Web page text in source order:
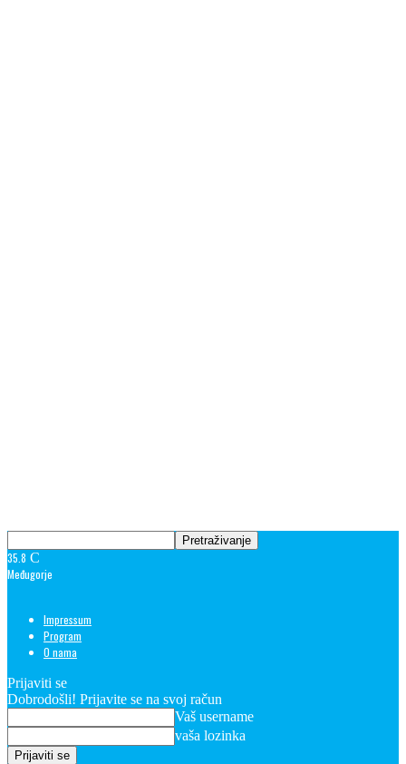
35.8 C
Međugorje
Impressum
Program
O nama
Prijaviti se
Dobrodošli! Prijavite se na svoj račun
Vaš username
vaša lozinka